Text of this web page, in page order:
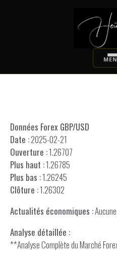
Données Forex GBP/USD
Date :2025-02-21
Ouverture :1.26707
Plus haut :1.26785
Plus bas :1.26245
Clôture :1.26302
Actualités économiques :
Analyse détaillée :
**Analyse Complète du Marché